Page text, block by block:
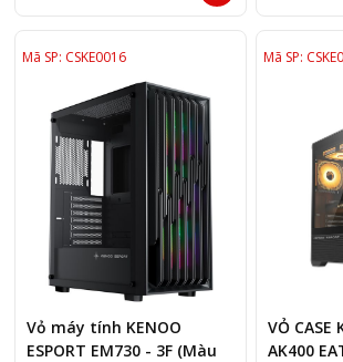
Mã SP: CSKE0016
Vỏ máy tính KENOO
ESPORT EM730 - 3F (Màu
Mã SP:
VỎ CASE
AK400